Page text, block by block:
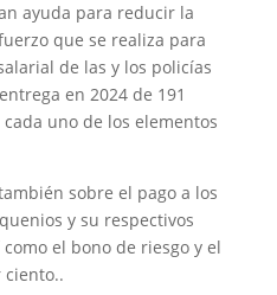
ayuda para reducir la
que se realiza para
de las y los policías
en 2024 de 191
uno de los elementos
sobre el pago a los
y su respectivos
el bono de riesgo y el
ciento..